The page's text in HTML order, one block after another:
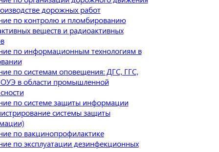
дорожных работ
по контролю и пломбированию
веществ и радиоактивных
по информационным технологиям в
по системам оповещения: ДГС, ГГС,
в области промышленной
по системе защиты информации
системы защиты
по вакцинопрофилактике
по эксплуатации дезинфекционных